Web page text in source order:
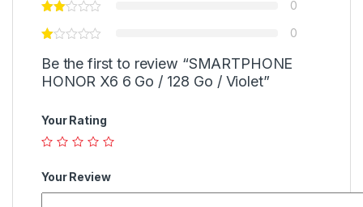
0
0
Be the first to review “SMARTPHONE
HONOR X6 6 Go / 128 Go / Violet”
Your Rating
Your Review